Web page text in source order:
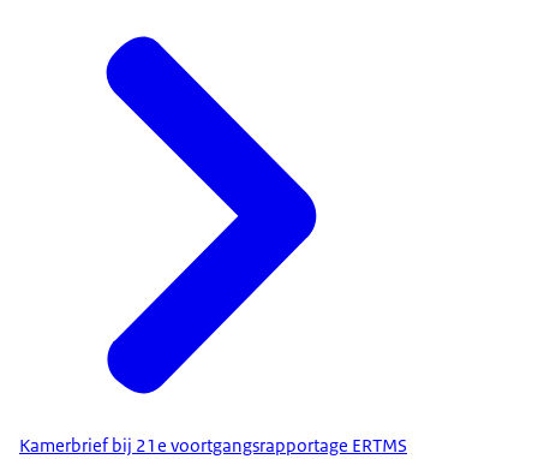
Kamerbrief bij 21e voortgangsrapportage ERTMS